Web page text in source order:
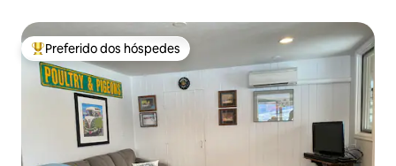
Entre os melhores preferidos dos hóspedes
Preferido dos hóspedes